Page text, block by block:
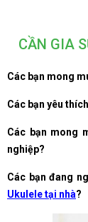
CẦN GIA
Các bạn mong
Các bạn yêu
Các bạn mong
nghiệp?
Các bạn đang
Ukulele tại nhà?